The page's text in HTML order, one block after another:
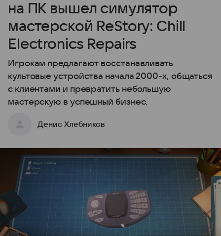
на ПК вышел симулятор
мастерской ReStory: Chill
Electronics Repairs
Игрокам предлагают восстанавливать
культовые устройства начала 2000-х, общаться
с клиентами и превратить небольшую
мастерскую в успешный бизнес.
Денис Хлебников